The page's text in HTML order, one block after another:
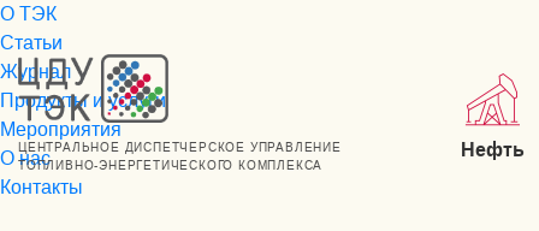
ЦЕНТРАЛЬНОЕ ДИСПЕТЧЕРСКОЕ УПРАВЛЕНИЕ
ТОПЛИВНО-ЭНЕРГЕТИЧЕСКОГО КОМПЛЕКСА
Нефть
О ТЭК
Статьи
Журнал
Продукты и услуги
Мероприятия
О нас
Контакты